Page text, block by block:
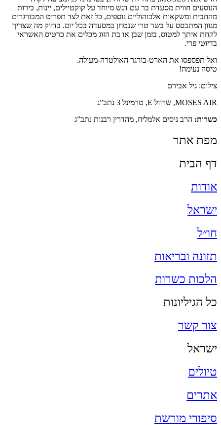
הנוסעים חווית מסעדת בר עם דגש מיוחד על קוקטיילים, יינות, בירות
מהחבית ומשקאות אלכוהוליים נוספים, כל זאת לצד תפריט המבורגרים
מגוון המתבסס על בשר טרי שנטחן במסעדה בכל יום. בדיוק מה שצריך
לקחת איתך למטוס, בזמן שבן או בת הזוג מכלים את כרטיס האשראי
בדיוטי פרי.
ואל תפספסו את הארט-בורגר האולטרה-מעולה.
טיסה נעימה!
צילום: גיל אבירם
MOSES AIR, שרוול E, טרמינל 3 נתב”ג
כשרות: הרב ניסים אלמליח, מהדרין רבנות נתב”ג
מפת אתר
דף הבית
אודות
ישראל
חו״ל
תזונה ובריאות
הלכות כשרות
כל הגיליונות
צור קשר
ישראל
טיולים
אתרים
סיפורי מורשת